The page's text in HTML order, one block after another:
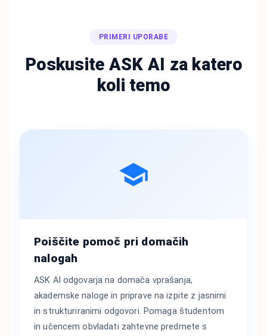
PRIMERI UPORABE
Poskusite ASK AI za katero
koli temo
Poiščite pomoč pri domačih
nalogah
ASK AI odgovarja na domača vprašanja,
akademske naloge in priprave na izpite z jasnimi
in strukturiranimi odgovori. Pomaga študentom
in učencem obvladati zahtevne predmete s